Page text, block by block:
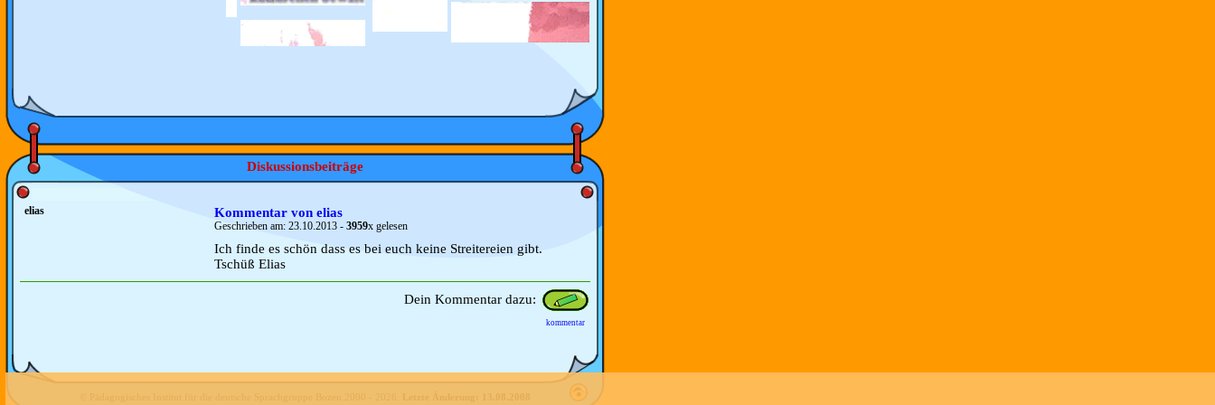
Diskussionsbeiträge
elias Kommentar von elias
Geschrieben am: 23.10.2013 - 3959x gelesen
Ich finde es schön dass es bei euch keine Streitereien gibt.
Tschüß Elias
Dein Kommentar dazu:
kommentar
© Pädagogisches Institut für die deutsche Sprachgruppe Bozen 2000 - Letzte Änderung: 13.08.2008